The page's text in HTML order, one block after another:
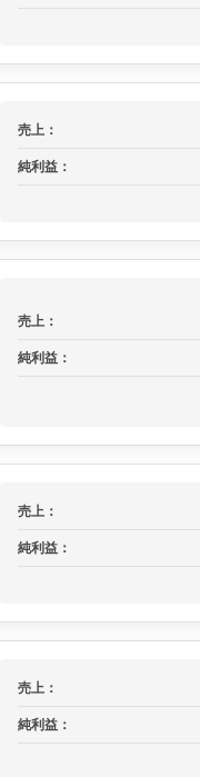
売上：
純利益：
売上：
純利益：
売上：
純利益：
売上：
純利益：